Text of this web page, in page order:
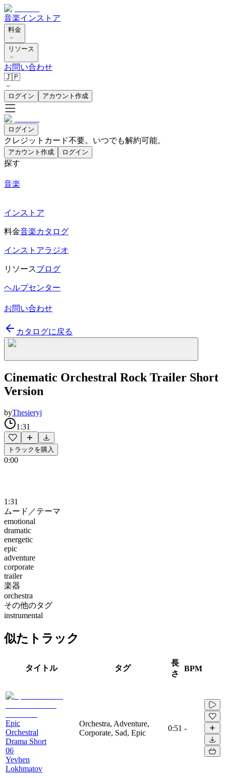
音楽インストア
料金
リソース
お問い合わせ
🇯🇵
ログイン アカウント作成
ログイン
クレジットカード不要。いつでも解約可能。
アカウント作成 ログイン
探す
音楽
インストア
料金音楽カタログ
インストアラジオ
リソースブログ
ヘルプセンター
お問い合わせ
カタログに戻る
Cinematic Orchestral Rock Trailer Short
Version
byThesieryj
1:31
トラックを購入
0:00
1:31
ムード／テーマ
emotional
dramatic
energetic
epic
adventure
corporate
trailer
楽器
orchestra
その他のタグ
instrumental
似たトラック
タイトル タグ
長
さ
BPM
Epic
Orchestral
Drama Short
06
Yevhen
Lokhmatov
Orchestra, Adventure,
Corporate, Sad, Epic
0:51 -